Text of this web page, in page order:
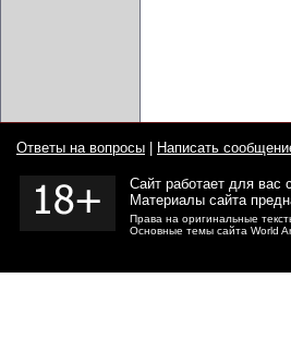
Ответы на вопросы Написать
Сайт работает для вас
Материалы сайта
Права на оригинальные
Основные темы сайта World